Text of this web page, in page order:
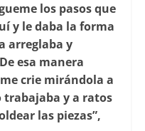
los pasos que
y le daba la forma
arreglaba y
esa manera
crie mirándola a
trabajaba y a ratos
las piezas”,